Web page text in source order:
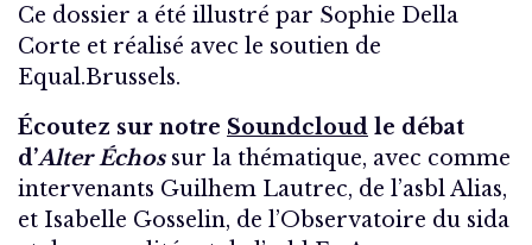
Ce dossier a été illustré par Sophie Della
Corte et réalisé avec le soutien de
Equal.Brussels.
Écoutez sur notre Soundcloud le débat
d’Alter Échossur la thématique, avec comme
intervenants Guilhem Lautrec, de l’asbl Alias,
et Isabelle Gosselin, de l’Observatoire du sida